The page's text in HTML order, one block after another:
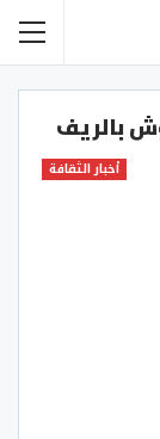
بالريف
أخبار الثقافة